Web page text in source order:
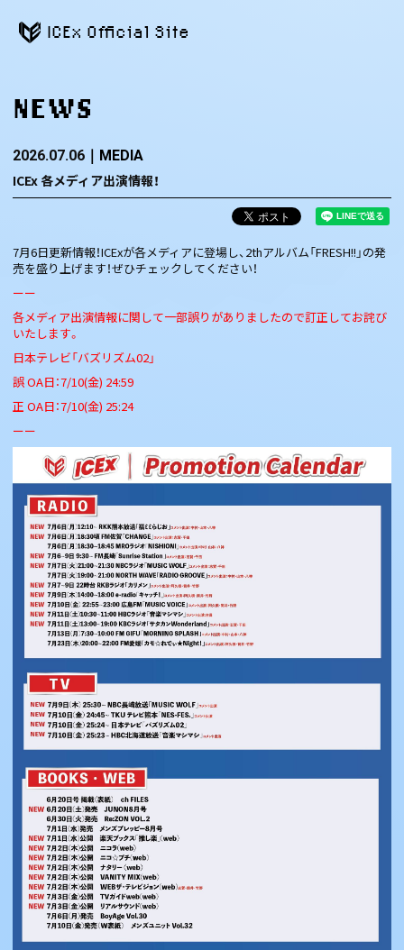
ICEx Official Site
NEWS
2026.07.06 MEDIA
ICEx 各メディア出演情報！
7月6日更新情報！ICExが各メディアに登場し、2thアルバム「FRESH!!」の発
売を盛り上げます！ぜひチェックしてください！
ーー
各メディア出演情報に関して一部誤りがありましたので訂正してお詫び
いたします。
日本テレビ「バズリズム02」
誤 OA日：7/10(金) 24:59
正 OA日：7/10(金) 25:24
ーー